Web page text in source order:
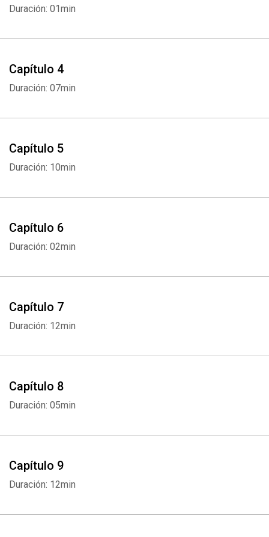
Duración: 01min
Capítulo 4
Duración: 07min
Capítulo 5
Duración: 10min
Capítulo 6
Duración: 02min
Capítulo 7
Duración: 12min
Capítulo 8
Duración: 05min
Capítulo 9
Duración: 12min